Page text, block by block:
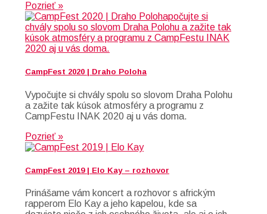
Pozrieť »
CampFest 2020 | Draho Poloha
Vypočujte si chvály spolu so slovom Draha Polohu
a zažite tak kúsok atmosféry a programu z
CampFestu INAK 2020 aj u vás doma.
Pozrieť »
CampFest 2019 | Elo Kay – rozhovor
Prinášame vám koncert a rozhovor s africkým
rapperom Elo Kay a jeho kapelou, kde sa